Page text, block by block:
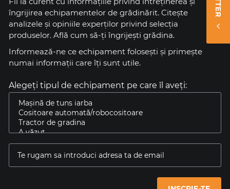
îngrijirea echipamentelor de grădinărit. Citește
analizele și opiniile experților privind selecția
produselor. Află cum să-ți îngrijești grădina.
Informează-ne ce echipament foloseşti și primeşte
numai informaţii care îţi sunt utile.
Alegeți tipul de echipament pe care îl aveți: